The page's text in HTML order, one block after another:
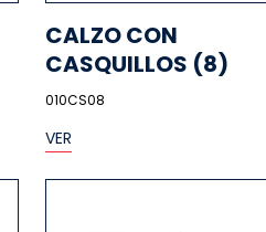
CALZO CON
CASQUILLOS (8)
010CS08
VER